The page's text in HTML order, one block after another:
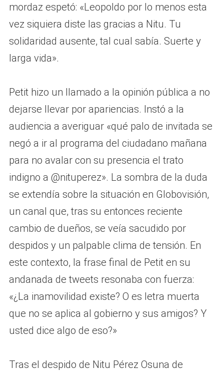
mordaz espetó: «Leopoldo por lo menos esta
vez siquiera diste las gracias a Nitu. Tu
solidaridad ausente, tal cual sabía. Suerte y
larga vida».
Petit hizo un llamado a la opinión pública a no
dejarse llevar por apariencias. Instó a la
audiencia a averiguar «qué palo de invitada se
negó a ir al programa del ciudadano mañana
para no avalar con su presencia el trato
indigno a @nituperez». La sombra de la duda
se extendía sobre la situación en Globovisión,
un canal que, tras su entonces reciente
cambio de dueños, se veía sacudido por
despidos y un palpable clima de tensión. En
este contexto, la frase final de Petit en su
andanada de tweets resonaba con fuerza:
«¿La inamovilidad existe? O es letra muerta
que no se aplica al gobierno y sus amigos? Y
usted dice algo de eso?»
Tras el despido de Nitu Pérez Osuna de